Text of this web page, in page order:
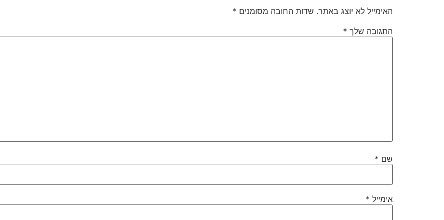
האימייל לא יוצג באתר. שדות החובה מסומנים *
התגובה שלך *
שם *
אימייל *